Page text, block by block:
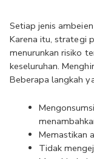
Setiap jenis
Karena itu, strategi
menurunkan risiko
keseluruhan.
Beberapa langkah
Memastikan
Tidak